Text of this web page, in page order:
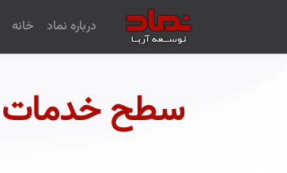
درباره نماد خانه
سطح خدمات